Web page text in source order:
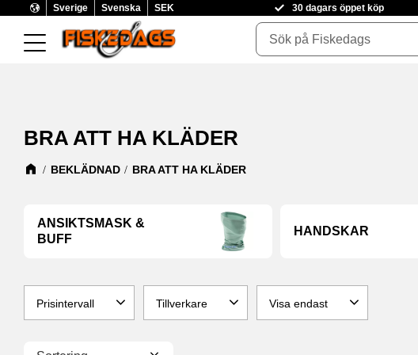
Sverige Svenska SEK 30 dagars öppet köp
BRA ATT HA KLÄDER
BEKLÄDNAD BRA ATT HA KLÄDER
ANSIKTSMASK &
BUFF
HANDSKAR
Prisintervall Tillverkare Visa endast